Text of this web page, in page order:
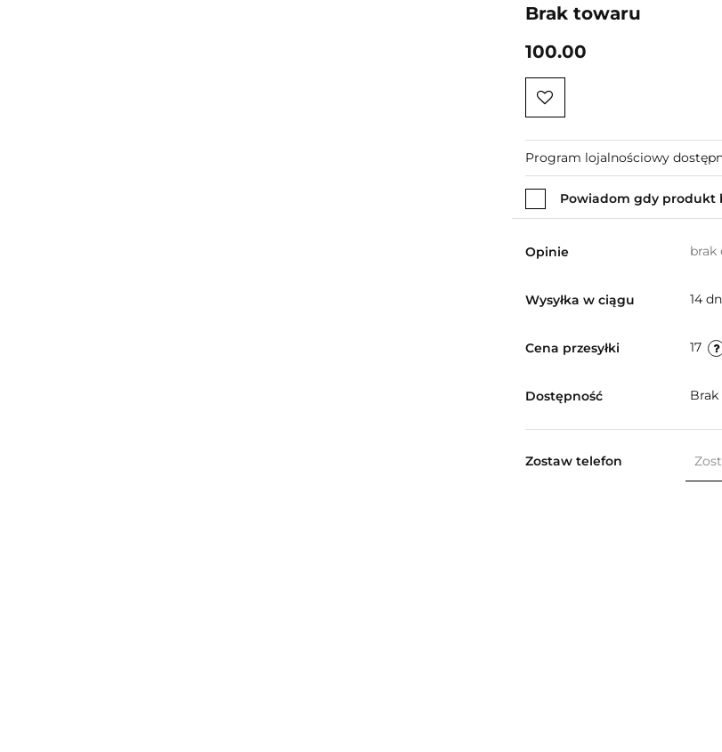
Brak towaru
100.00
Program lojalnościowy
Powiadom gdy produkt
Opinie brak
Wysyłka w ciągu 14
Cena przesyłki 17
Dostępność
Zostaw telefon